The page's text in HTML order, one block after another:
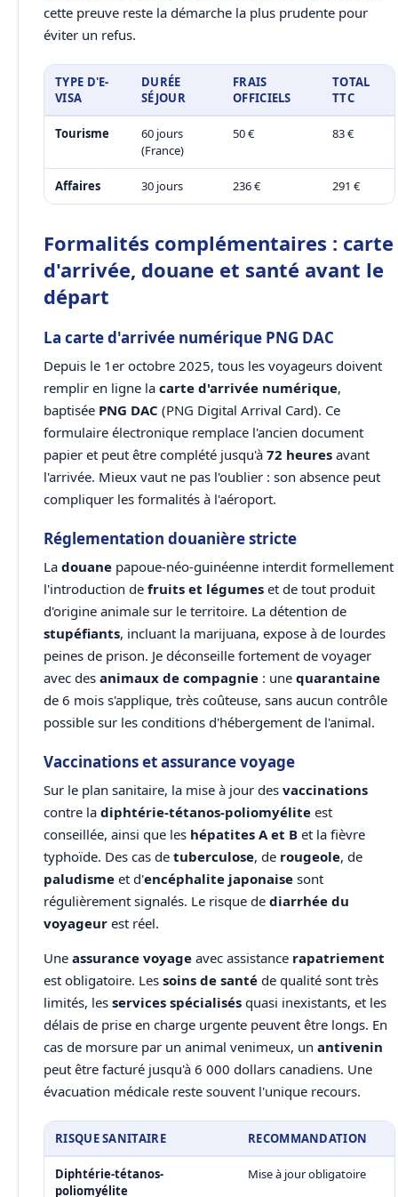
cette preuve reste la démarche la plus prudente pour
éviter un refus.
TYPE D'E-
VISA
DURÉE
SÉJOUR
FRAIS
OFFICIELS
TOTAL
TTC
Tourisme
60 jours
(France)
50 € 83 €
Affaires 30 jours 236 € 291 €
Formalités complémentaires : carte
d'arrivée, douane et santé avant le
départ
La carte d'arrivée numérique PNG DAC
Depuis le 1er octobre 2025, tous les voyageurs doivent
remplir en ligne la carte d'arrivée numérique,
baptisée PNG DAC (PNG Digital Arrival Card). Ce
formulaire électronique remplace l'ancien document
papier et peut être complété jusqu'à 72 heures avant
l'arrivée. Mieux vaut ne pas l'oublier : son absence peut
compliquer les formalités à l'aéroport.
Réglementation douanière stricte
La douane papoue-néo-guinéenne interdit formellement
l'introduction de fruits et légumes et de tout produit
d'origine animale sur le territoire. La détention de
stupéfiants, incluant la marijuana, expose à de lourdes
peines de prison. Je déconseille fortement de voyager
avec des animaux de compagnie : une quarantaine
de 6 mois s'applique, très coûteuse, sans aucun contrôle
possible sur les conditions d'hébergement de l'animal.
Vaccinations et assurance voyage
Sur le plan sanitaire, la mise à jour des vaccinations
contre la diphtérie-tétanos-poliomyélite est
conseillée, ainsi que les hépatites A et B et la fièvre
typhoïde. Des cas de tuberculose, de rougeole, de
paludisme et d'encéphalite japonaise sont
régulièrement signalés. Le risque de diarrhée du
voyageur est réel.
Une assurance voyage avec assistance rapatriement
est obligatoire. Les soins de santé de qualité sont très
limités, les services spécialisés quasi inexistants, et les
délais de prise en charge urgente peuvent être longs. En
cas de morsure par un animal venimeux, un antivenin
peut être facturé jusqu'à 6 000 dollars canadiens. Une
évacuation médicale reste souvent l'unique recours.
RISQUE SANITAIRE RECOMMANDATION
Diphtérie-tétanos-
poliomyélite
Mise à jour obligatoire